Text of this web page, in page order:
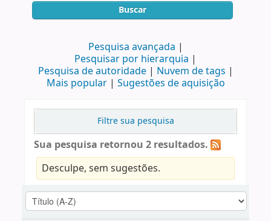
Buscar
Pesquisa avançada
Pesquisar por hierarquia
Pesquisa de autoridade
Nuvem de tags
Mais popular
Sugestões de aquisição
Filtre sua pesquisa
Sua pesquisa retornou 2 resultados.
Desculpe, sem sugestões.